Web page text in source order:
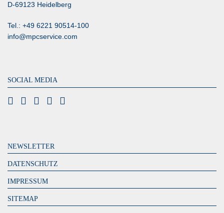
D-69123 Heidelberg
Tel.: +49 6221 90514-100
info@mpcservice.com
SOCIAL MEDIA
NEWSLETTER
DATENSCHUTZ
IMPRESSUM
SITEMAP